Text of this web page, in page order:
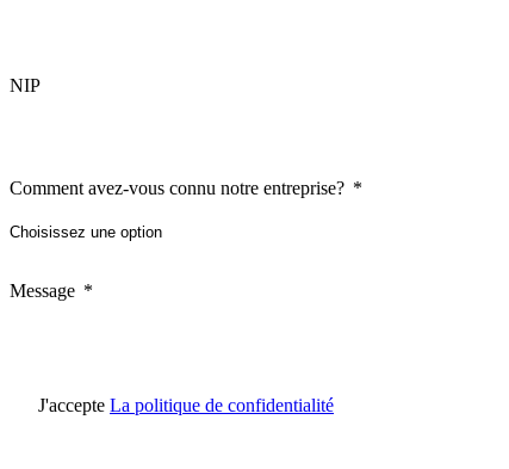
NIP
Comment avez-vous connu notre entreprise?
Message
J'accepte La politique de confidentialité